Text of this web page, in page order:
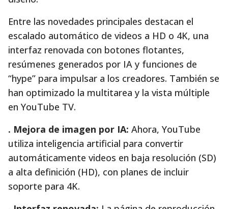
Entre las novedades principales destacan el
escalado automático de videos a HD o 4K, una
interfaz renovada con botones flotantes,
resúmenes generados por IA y funciones de
“hype” para impulsar a los creadores. También se
han optimizado la multitarea y la vista múltiple
en YouTube TV.
. Mejora de imagen por IA: Ahora, YouTube
utiliza inteligencia artificial para convertir
automáticamente videos en baja resolución (SD)
a alta definición (HD), con planes de incluir
soporte para 4K.